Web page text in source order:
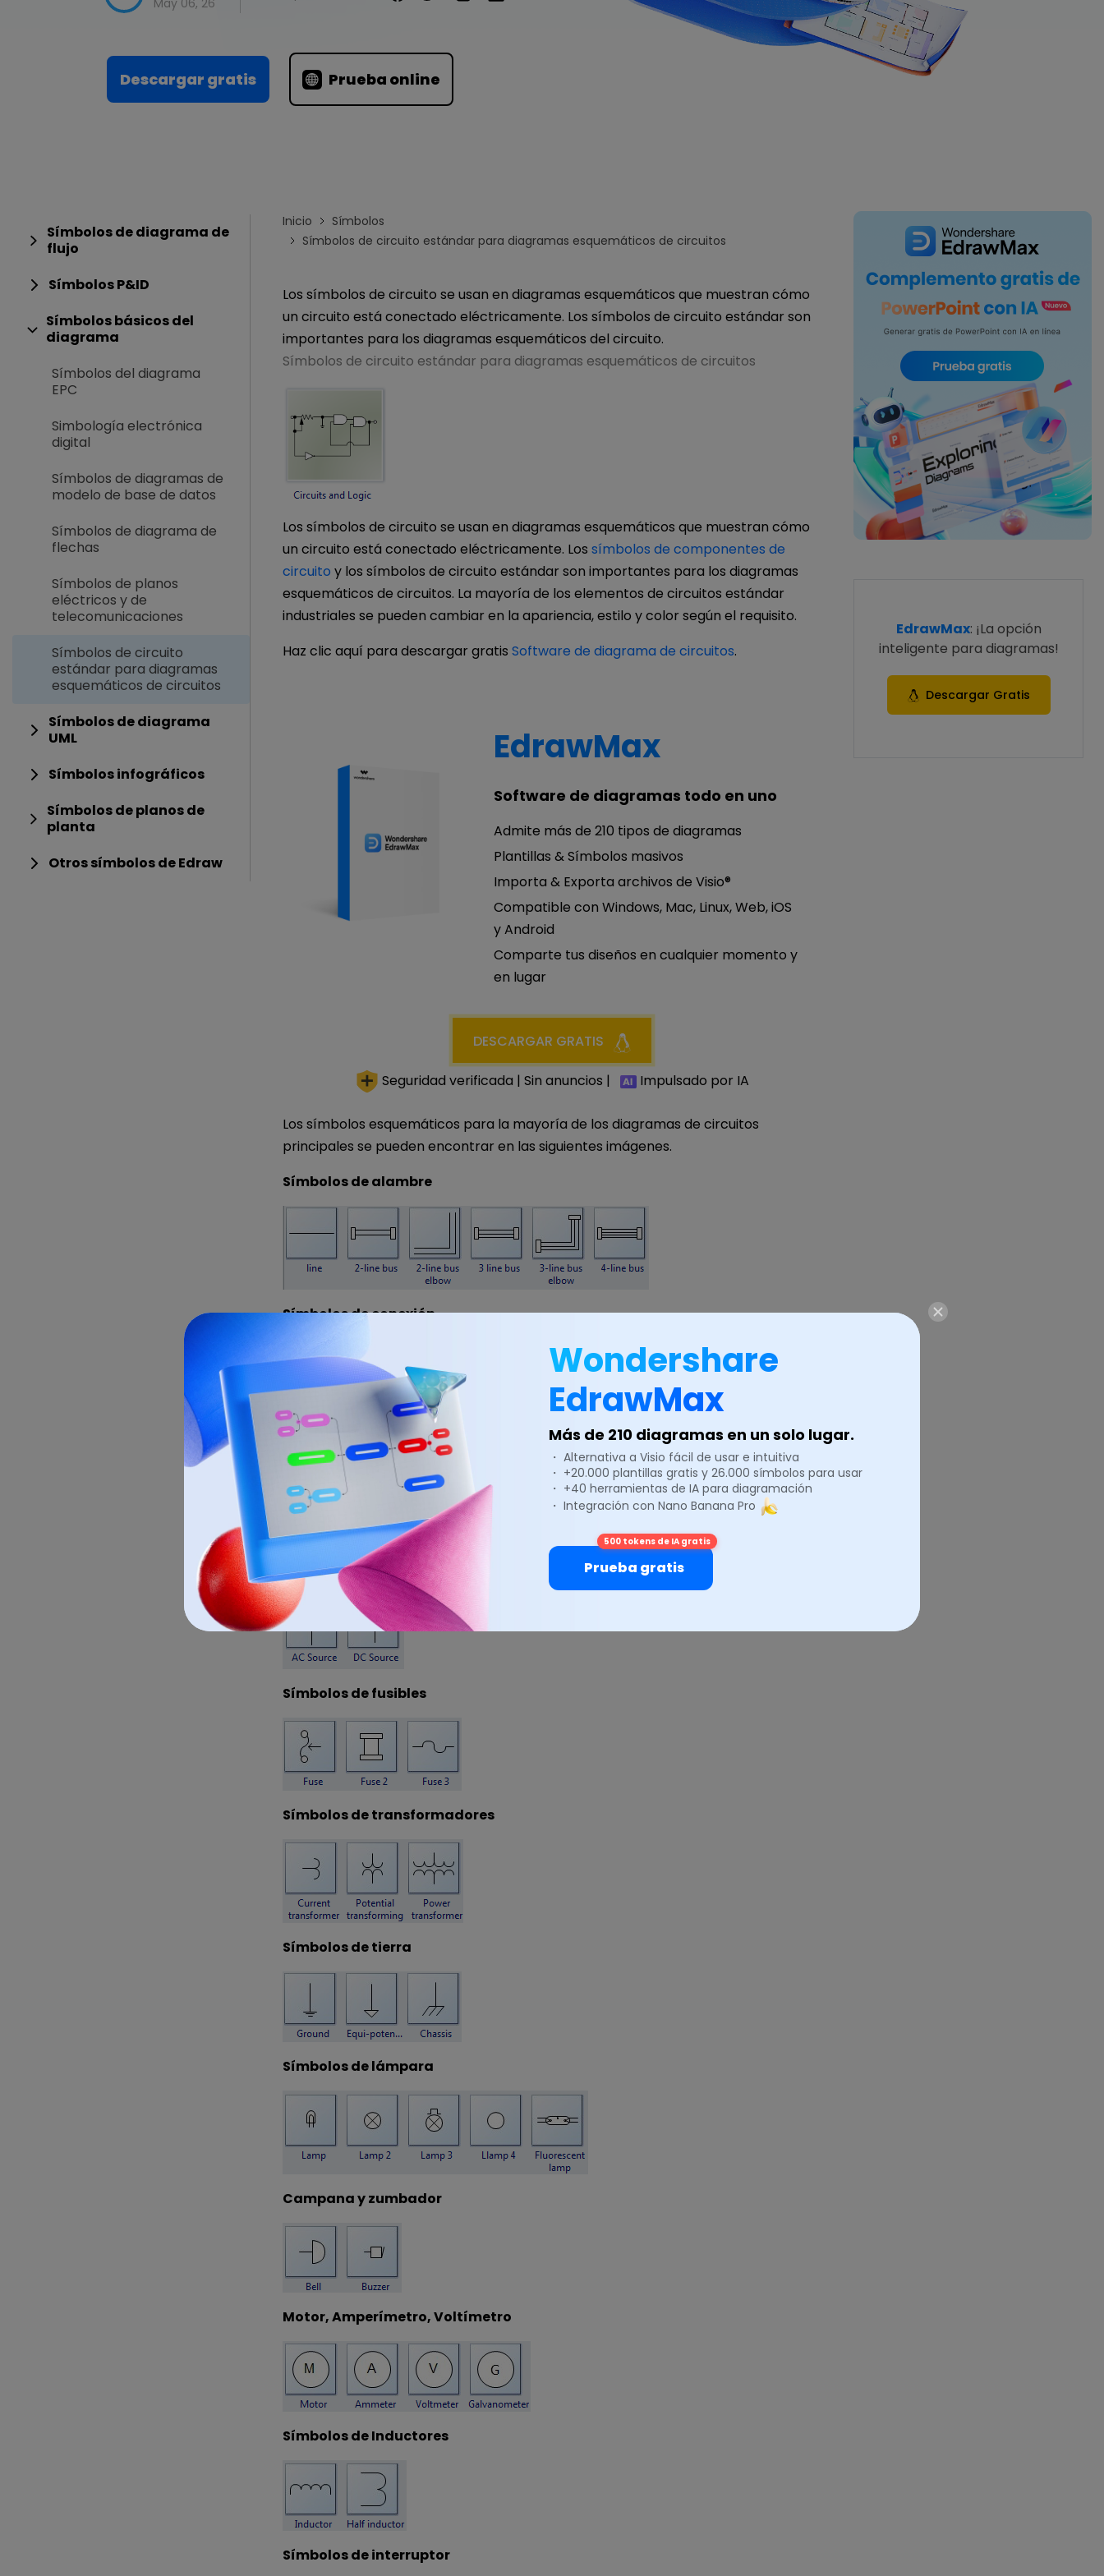
IA de EdrawMind
Creador de IA para
mapa mental.
May 06, 26
Descargar gratis Prueba online
Símbolos de diagrama de
flujo
Símbolos P&ID
Símbolos básicos del
diagrama
Símbolos del diagrama
EPC
Simbología electrónica
digital
Símbolos de diagramas de
modelo de base de datos
Símbolos de diagrama de
flechas
Símbolos de planos
eléctricos y de
telecomunicaciones
Símbolos de circuito
estándar para diagramas
esquemáticos de circuitos
Símbolos de diagrama
UML
Símbolos infográficos
Símbolos de planos de
planta
Otros símbolos de Edraw
Inicio
Símbolos
Símbolos de circuito estándar para diagramas esquemáticos de circuitos
Los símbolos de circuito se usan en diagramas esquemáticos que muestran cómo
un circuito está conectado eléctricamente. Los símbolos de circuito estándar son
importantes para los diagramas esquemáticos del circuito.
Símbolos de circuito estándar para diagramas esquemáticos de circuitos
Los símbolos de circuito se usan en diagramas esquemáticos que muestran cómo
un circuito está conectado eléctricamente. Los símbolos de componentes de
circuito y los símbolos de circuito estándar son importantes para los diagramas
esquemáticos de circuitos. La mayoría de los elementos de circuitos estándar
industriales se pueden cambiar en la apariencia, estilo y color según el requisito.
Haz clic aquí para descargar gratis Software de diagrama de circuitos.
EdrawMax
Software de diagramas todo en uno
Admite más de 210 tipos de diagramas
Plantillas & Símbolos masivos
Importa & Exporta archivos de Visio®
Compatible con Windows, Mac, Linux, Web, iOS
y Android
Comparte tus diseños en cualquier momento y
en lugar
DESCARGAR GRATIS
Seguridad verificada | Sin anuncios | Impulsado por IA
Los símbolos esquemáticos para la mayoría de los diagramas de circuitos
principales se pueden encontrar en las siguientes imágenes.
Símbolos de alambre
Símbolos de conexión
Celda y batería
Símbolos de fuente
Símbolos de fusibles
Símbolos de transformadores
Símbolos de tierra
Símbolos de lámpara
Campana y zumbador
Motor, Amperímetro, Voltímetro
Símbolos de Inductores
Símbolos de interruptor
EdrawMax: ¡La opción
inteligente para diagramas!
Descargar Gratis
Wondershare
EdrawMax
Más de 210 diagramas en un solo lugar.
・ Alternativa a Visio fácil de usar e intuitiva
・ +20.000 plantillas gratis y 26.000 símbolos para usar
・ +40 herramientas de IA para diagramación
・ Integración con Nano Banana Pro
500 tokens de IA gratis
Prueba gratis